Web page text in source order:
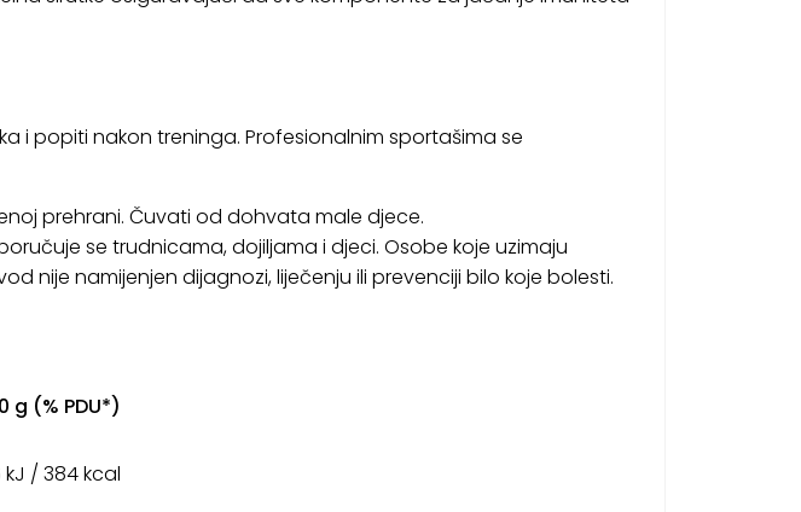
i popiti nakon treninga. Profesionalnim sportašima se
prehrani. Čuvati od dohvata male djece.
se trudnicama, dojiljama i djeci. Osobe koje uzimaju
nije namijenjen dijagnozi, liječenju ili prevenciji bilo koje bolesti.
g (% PDU*)
kJ / 384 kcal